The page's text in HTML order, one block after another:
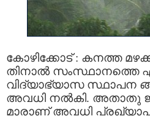
കോഴിക്കോട് : കനത്ത
തിനാല്‍ സംസ്ഥാനത്തെ
വിദ്യാഭ്യാസ സ്ഥാപന
അവധി നല്‍കി. അതാതു
മാരാണ് അവധി